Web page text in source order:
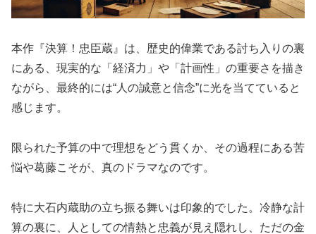
本作『決算！忠臣蔵』は、歴史的偉業である討ち入りの裏
にある、現実的な「経済力」や「計画性」の重要さを描き
ながら、最終的には“人の誠意と信念”に光を当てていると
感じます。
限られた予算の中で理想をどう貫くか、その過程にある苦
悩や葛藤こそが、真のドラマなのです。
特に大石内蔵助の立ち振る舞いは印象的でした。冷静な計
算の裏に、人としての情熱と忠義が見え隠れし、ただの金